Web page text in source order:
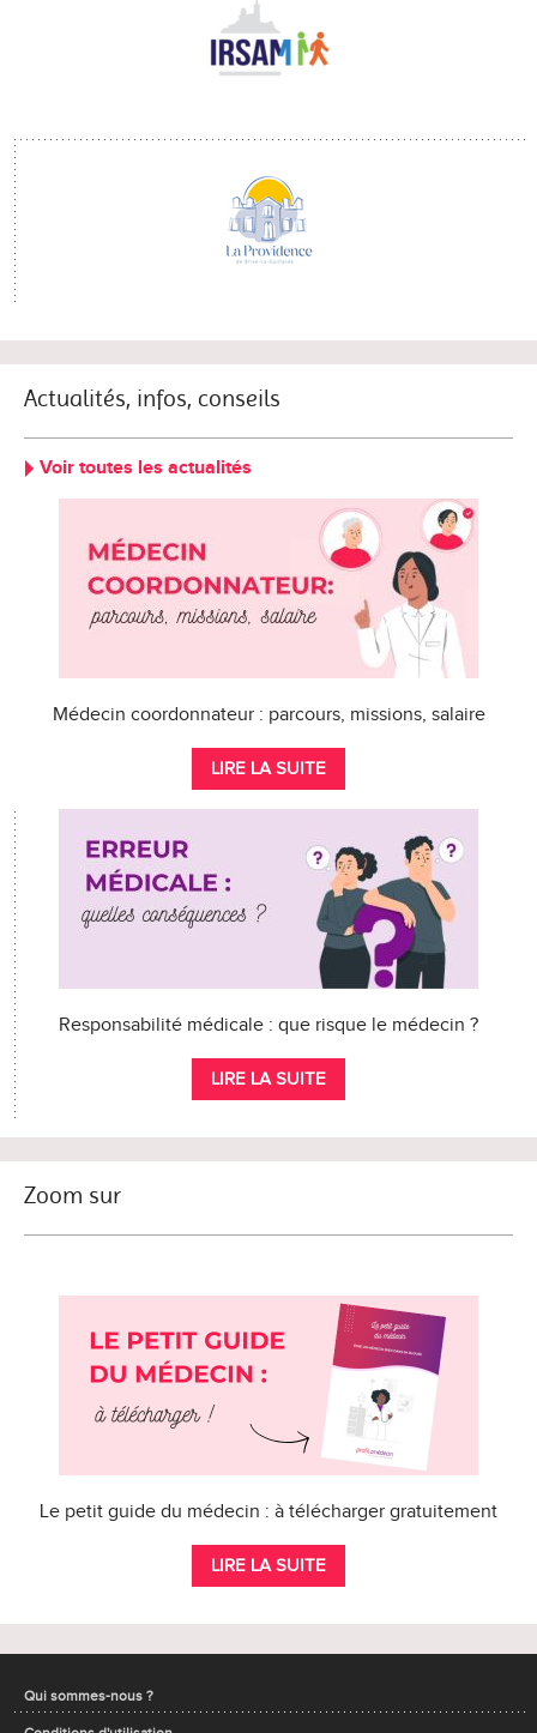
Actualités, infos, conseils
Voir toutes les actualités
Médecin coordonnateur : parcours, missions, salaire
LIRE LA SUITE
Responsabilité médicale : que risque le médecin ?
LIRE LA SUITE
Zoom sur
Le petit guide du médecin : à télécharger gratuitement
LIRE LA SUITE
Qui sommes-nous ?